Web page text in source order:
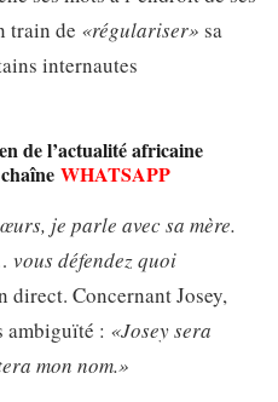
train de «régulariser» sa
internautes
de l’actualité africaine
WHATSAPP
je parle avec sa mère.
vous défendez quoi
direct. Concernant Josey,
ambiguïté : «Josey sera
mon nom.»